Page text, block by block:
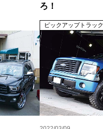
ろ！
ピックアップトラック